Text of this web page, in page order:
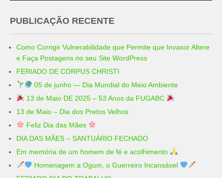
PUBLICAÇÃO RECENTE
Como Corrigir Vulnerabilidade que Permite que Invasor Altere
e Faça Postagens no seu Site WordPress
FERIADO DE CORPUS CHRISTI
05 de junho — Dia Mundial do Meio Ambiente
13 de Maio DE 2025 – 53 Anos da FUGABC
13 de Maio – Dia dos Pretos Velhos
Feliz Dia das Mães
DIA DAS MÃES – SANTUÁRIO FECHADO
Em memória de um homem de fé e acolhimento
Homenagem a Ogum, o Guerreiro Incansável